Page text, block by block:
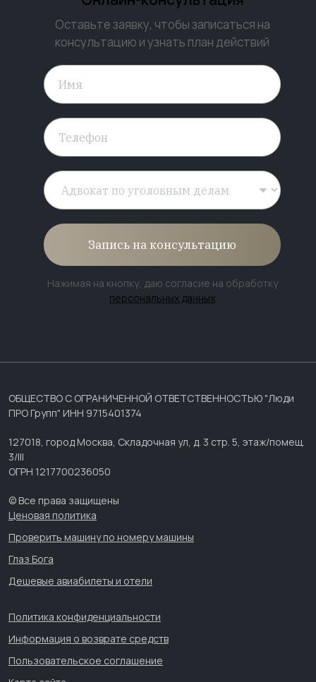
Оставьте заявку, чтобы записаться на
консультацию и узнать план действий
Запись на консультацию
Нажимая на кнопку, даю согласие на обработку
персональных данных
ОБЩЕСТВО С ОГРАНИЧЕННОЙ ОТВЕТСТВЕННОСТЬЮ "Люди
ПРО Групп" ИНН 9715401374
127018, город Москва, Складочная ул, д. 3 стр. 5, этаж/помещ.
3/III
ОГРН 1217700236050
© Все права защищены
Ценовая политика
Проверить машину по номеру машины
Глаз Бога
Дешевые авиабилеты и отели
Политика конфиденциальности
Информация о возврате средств
Пользовательское соглашение